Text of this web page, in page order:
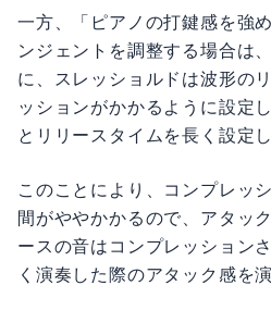
一方、「ピアノの打鍵感を強
ンジェントを調整する場合は
に、スレッショルドは波形の
ッションがかかるように設定
とリリースタイムを長く設定し
このことにより、コンプレッ
間がややかかるので、アタッ
ースの音はコンプレッション
く演奏した際のアタック感を